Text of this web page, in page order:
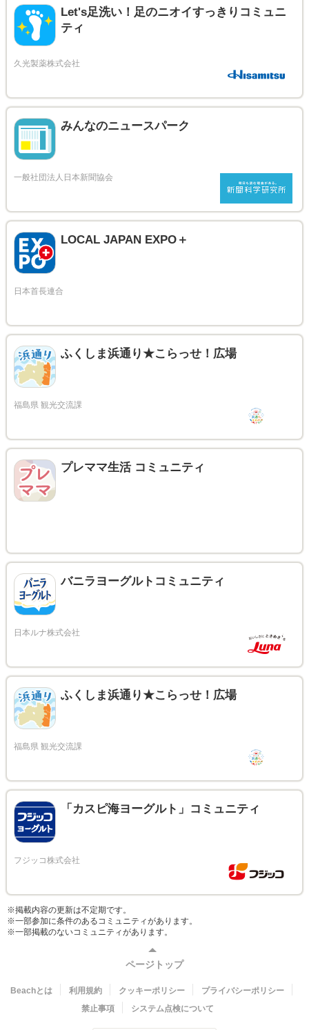
Let's足洗い！足のニオイすっきりコミュニ
ティ
みんなのニュースパーク
LOCAL JAPAN EXPO＋
ふくしま浜通り★こらっせ！広場
プレママ生活 コミュニティ
バニラヨーグルトコミュニティ
ふくしま浜通り★こらっせ！広場
「カスピ海ヨーグルト」コミュニティ
※掲載内容の更新は不定期です。
※一部参加に条件のあるコミュニティがあります。
※一部掲載のないコミュニティがあります。
ページトップ
Beachとは 利用規約 クッキーポリシー
プライバシーポリシー
禁止事項
システム点検について